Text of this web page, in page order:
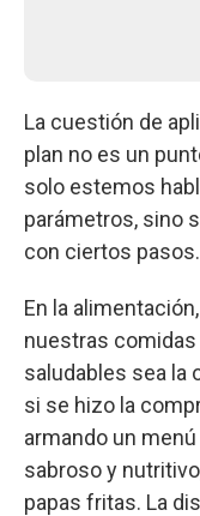
La cuestión de
plan no es un
solo estemos
parámetros, sino
con ciertos pasos.
En la
nuestras
saludables sea la
si se hizo la
armando un
sabroso y
papas fritas. La